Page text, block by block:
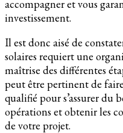
accompagner et vous
investissement.
Il est donc aisé de
solaires requiert une
maîtrise des différentes
peut être pertinent de
qualifié pour s’assurer du
opérations et obtenir les
de votre projet.